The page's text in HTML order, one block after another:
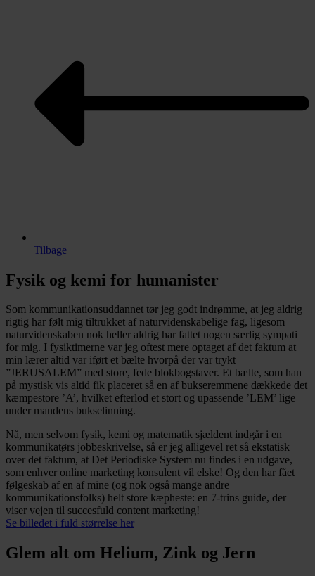
Tilbage
Fysik og kemi for humanister
Som kommunikationsuddannet tør jeg godt indrømme, at jeg aldrig
rigtig har følt mig tiltrukket af naturvidenskabelige fag, ligesom
naturvidenskaben nok heller aldrig har fattet nogen særlig sympati
for mig. I fysiktimerne var jeg oftest mere optaget af det faktum at
min lærer altid var iført et bælte hvorpå der var trykt
”JERUSALEM” med store, fede blokbogstaver. Et bælte, som han
på mystisk vis altid fik placeret så en af bukseremmene dækkede det
kæmpestore ’A’, hvilket efterlod et stort og upassende ’LEM’ lige
under mandens bukselinning.
Nå, men selvom fysik, kemi og matematik sjældent indgår i en
kommunikatørs jobbeskrivelse, så er jeg alligevel ret så ekstatisk
over det faktum, at Det Periodiske System nu findes i en udgave,
som enhver online marketing konsulent vil elske! Og den har fået
følgeskab af en af mine (og nok også mange andre
kommunikationsfolks) helt store kæpheste: en 7-trins guide, der
viser vejen til succesfuld content marketing!
Se billedet i fuld størrelse her
Glem alt om Helium, Zink og Jern